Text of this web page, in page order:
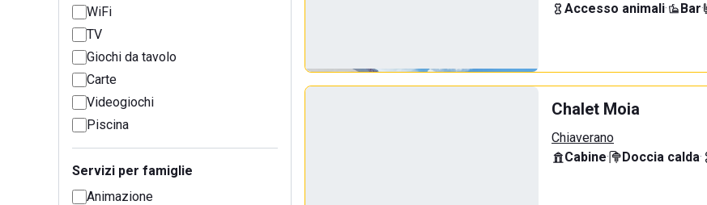
WiFi
TV
Giochi da tavolo
Carte
Videogiochi
Piscina
Servizi per famiglie
Animazione
Accesso animali· Bar·
Chalet Moia
Chiaverano
Cabine· Doccia calda·